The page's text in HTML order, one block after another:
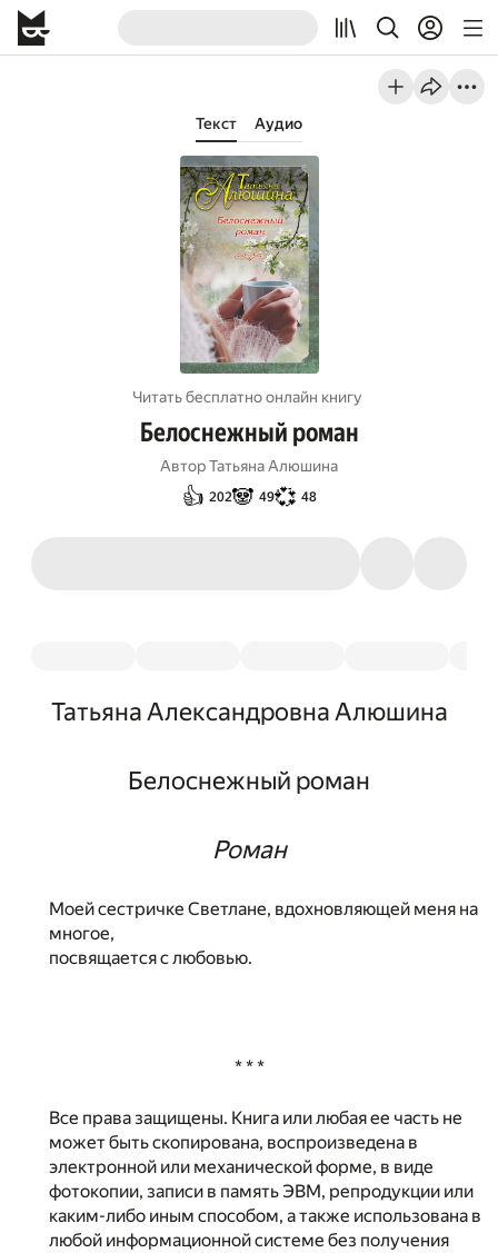
Текст Аудио
Читать бесплатно онлайн книгу
Белоснежный роман
АвторТатьяна Алюшина
👍 202🐼 49💞 48
Татьяна Александровна Алюшина
Белоснежный роман
Роман
Моей сестричке Светлане, вдохновляющей меня на
многое,
посвящается с любовью.
* * *
Все права защищены. Книга или любая ее часть не
может быть скопирована, воспроизведена в
электронной или механической форме, в виде
фотокопии, записи в память ЭВМ, репродукции или
каким-либо иным способом, а также использована в
любой информационной системе без получения